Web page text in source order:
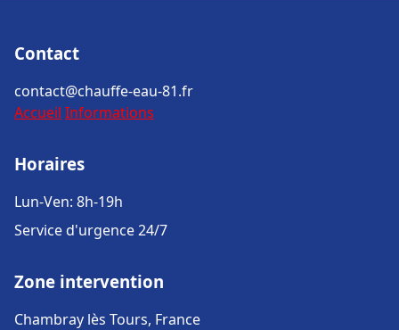
Contact
contact@chauffe-eau-81.fr
Accueil Informations
Horaires
Lun-Ven: 8h-19h
Service d'urgence 24/7
Zone intervention
Chambray lès Tours, France